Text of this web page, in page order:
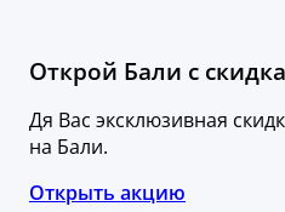
Открой Бали с
Дя Вас эксклюзивная
на Бали.
Открыть акцию